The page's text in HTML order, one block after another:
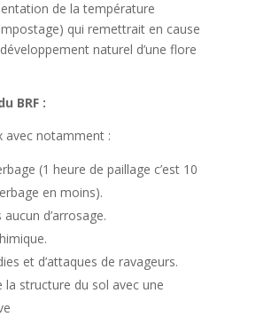
de la température
qui remettrait en cause
naturel d’une flore
BRF :
avec notamment :
(1 heure de paillage c’est 10
en moins).
d’arrosage.
et d’attaques de ravageurs.
la structure du sol avec une